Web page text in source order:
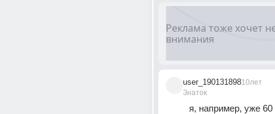
user_190131898
Знаток
10лет
я, например, уже